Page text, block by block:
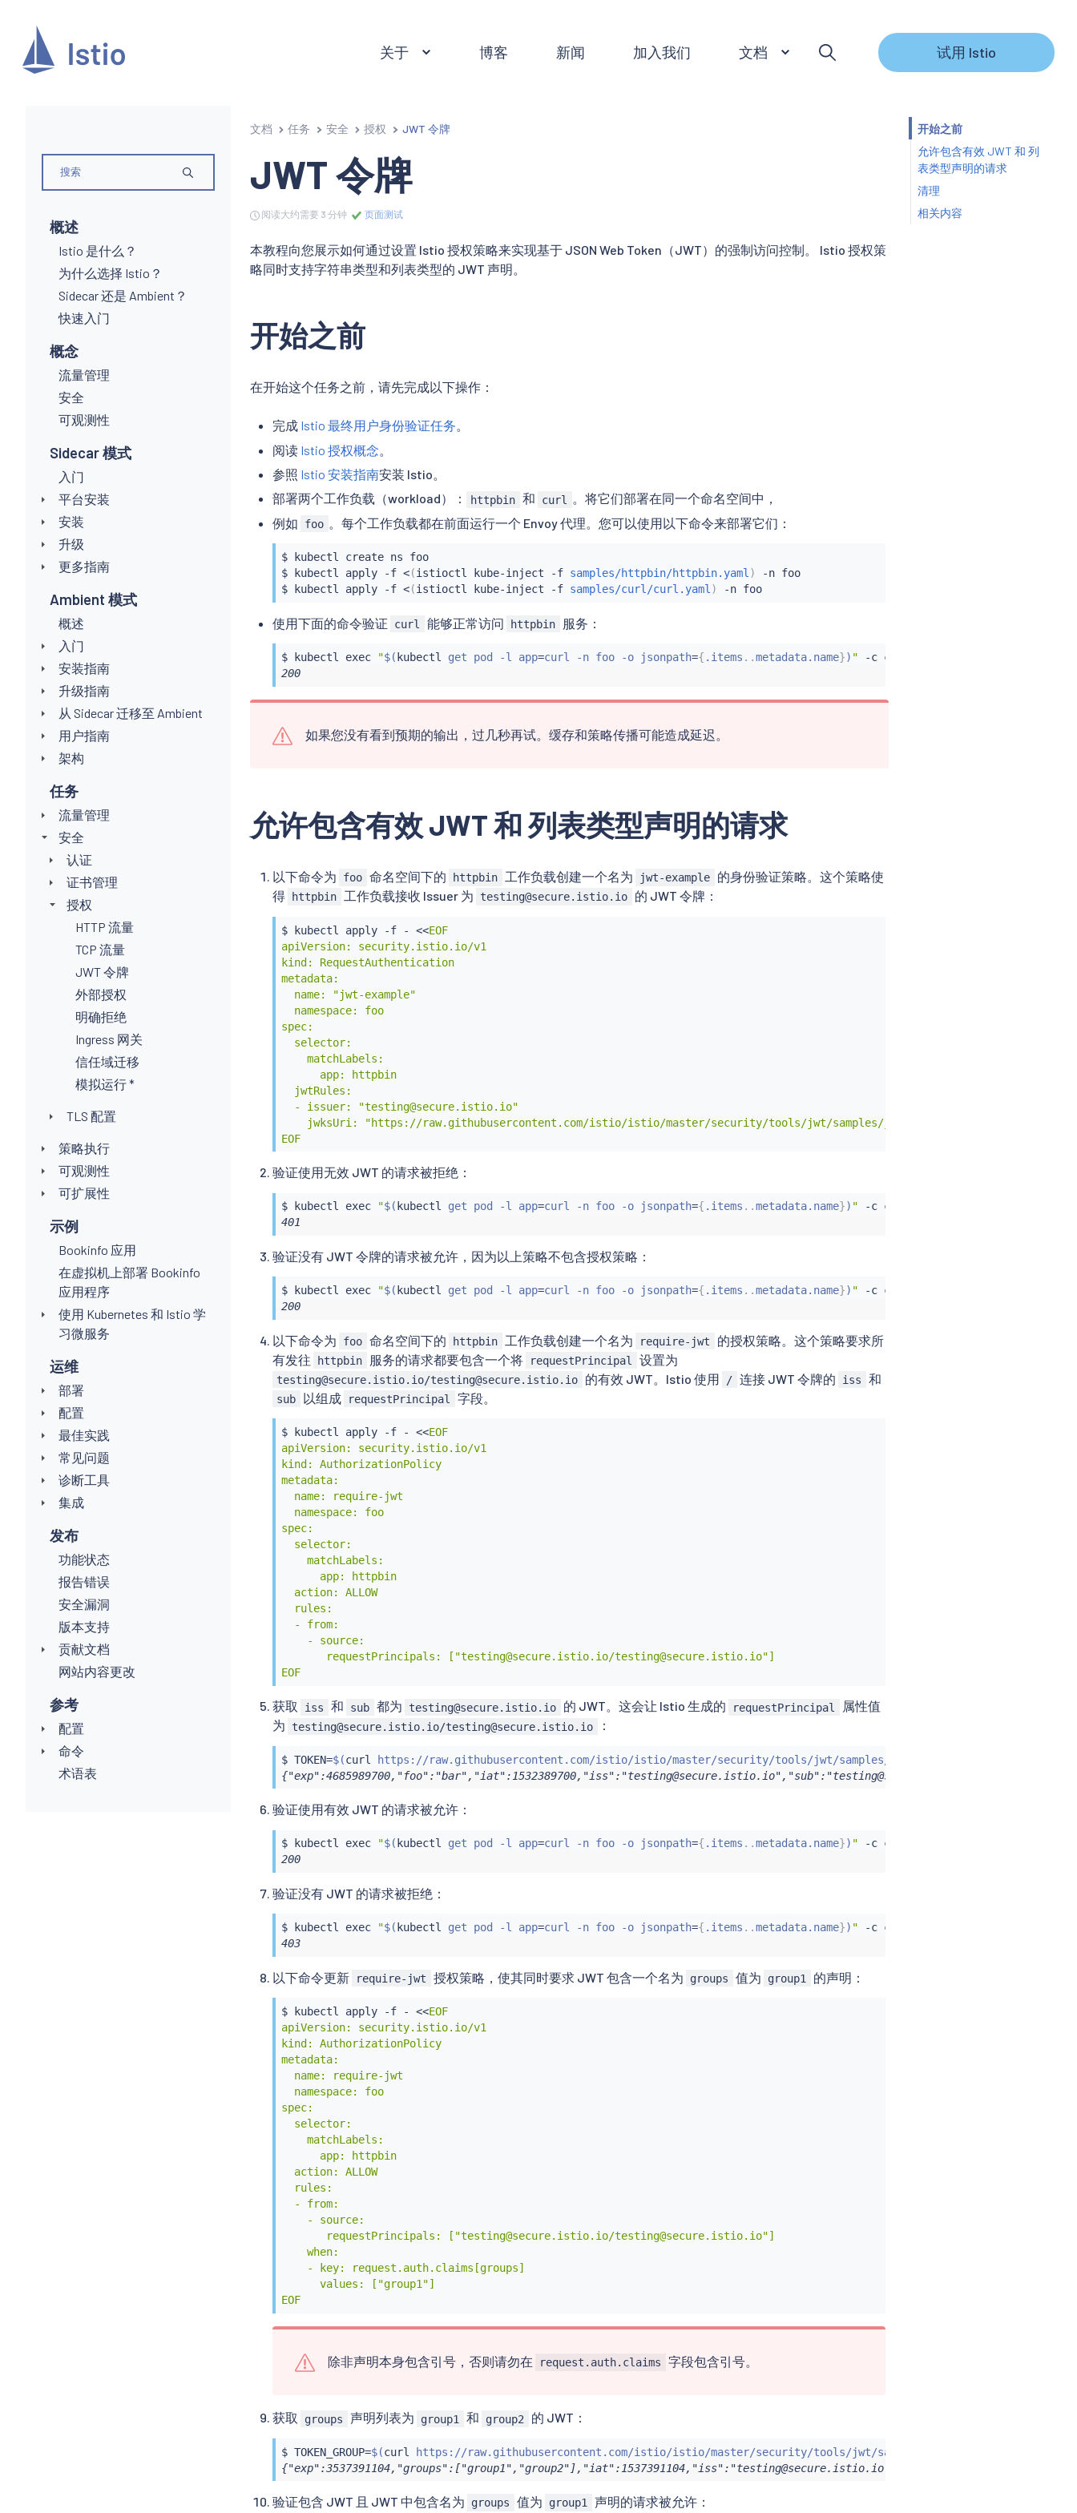
关于 博客 新闻 加入我们 文档 试用 Istio
概述
Istio 是什么？
为什么选择 Istio？
Sidecar 还是 Ambient？
快速入门
概念
流量管理
安全
可观测性
Sidecar 模式
入门
平台安装
安装
升级
更多指南
Ambient 模式
概述
入门
安装指南
升级指南
从 Sidecar 迁移至 Ambient
用户指南
架构
任务
流量管理
安全
认证
证书管理
授权
HTTP 流量
TCP 流量
JWT 令牌
外部授权
明确拒绝
Ingress 网关
信任域迁移
模拟运行 *
TLS 配置
策略执行
可观测性
可扩展性
示例
Bookinfo 应用
在虚拟机上部署 Bookinfo
应用程序
使用 Kubernetes 和 Istio 学
习微服务
运维
部署
配置
最佳实践
常见问题
诊断工具
集成
发布
功能状态
报告错误
安全漏洞
版本支持
贡献文档
网站内容更改
参考
配置
命令
术语表
文档 任务 安全 授权 JWT 令牌
JWT 令牌
阅读大约需要 3 分钟 页面测试
本教程向您展示如何通过设置 Istio 授权策略来实现基于 JSON Web Token（JWT）的强制访问控制。 Istio 授权策
略同时支持字符串类型和列表类型的 JWT 声明。
开始之前
在开始这个任务之前，请先完成以下操作：
完成 Istio 最终用户身份验证任务。
阅读 Istio 授权概念
参照 Istio 安装指南安装 Istio。
部署两个工作负载（workload）：
httpbin 和 curl
。将它们部署在同一个命名空间中，
例如
foo 。每个工作负载都在前面运行一个 Envoy 代理。您可以使用以下命令来部署它们：
$ kubectl
create ns foo
$
kubectl apply -f <(istioctl kube-inject -f samples/httpbin/httpbin.yaml )
-n foo
$
kubectl apply -f <(istioctl kube-inject -f samples/curl/curl.yaml ) -n foo
使用下面的命令验证 curl 能够正常访问 httpbin 服务：
$ kubectl exec "$( kubectl get pod -l app=curl -n foo -o jsonpath={ .items ..metadata.name}) " -c curl
200
如果您没有看到预期的输出，过几秒再试。缓存和策略传播可能造成延迟。
允许包含有效 JWT 和 列表类型声明的请求
以下命令为 foo 命名空间下的 httpbin 工作负载创建一个名为 jwt-example
的身份验证策略。这个策略使
得
httpbin 工作负载接收 Issuer 为 testing@secure.istio.io 的 JWT 令牌：
$ kubectl apply -f - <<EOF
apiVersion: security.istio.io/v1
kind: RequestAuthentication
metadata:
  name: "jwt-example"
  namespace: foo
spec:
  selector:
    matchLabels:
      app: httpbin
  jwtRules:
  - issuer: "testing@secure.istio.io"
    jwksUri: "https://raw.githubusercontent.com/istio/istio/master/security/tools/jwt/samples/jwks.json"
EOF
验证使用无效 JWT 的请求被拒绝：
$ kubectl exec "$( kubectl get pod -l app=curl -n foo -o jsonpath={ .items ..metadata.name}) " -c curl
401
验证没有 JWT 令牌的请求被允许，因为以上策略不包含授权策略：
$ kubectl exec "$( kubectl get pod -l app=curl -n foo -o jsonpath={ .items ..metadata.name}) " -c curl
200
以下命令为 foo 命名空间下的 httpbin 工作负载创建一个名为 require-jwt
的授权策略。这个策略要求所
有发往
httpbin 服务的请求都要包含一个将 requestPrincipal 设置为
testing@secure.istio.io/testing@secure.istio.io 的有效 JWT。Istio 使用 / 连接 JWT 令牌的 iss 和
sub 以组成 requestPrincipal 字段。
$ kubectl apply -f - <<EOF
apiVersion: security.istio.io/v1
kind: AuthorizationPolicy
metadata:
  name: require-jwt
  namespace: foo
spec:
  selector:
    matchLabels:
      app: httpbin
  action: ALLOW
  rules:
  - from:
    - source:
       requestPrincipals: ["testing@secure.istio.io/testing@secure.istio.io"]
EOF
获取 iss 和 sub 都为 testing@secure.istio.io 的 JWT。这会让 Istio 生成的 requestPrincipal
属性值
为
testing@secure.istio.io/testing@secure.istio.io ：
$ TOKEN=$(curl https://raw.githubusercontent.com/istio/istio/master/security/tools/jwt/samples/demo.jwt -s
{"exp":4685989700,"foo":"bar","iat":1532389700,"iss":"testing@secure.istio.io","sub":"testing@secure.istio.io"}
验证使用有效 JWT 的请求被允许：
$ kubectl exec "$( kubectl get pod -l app=curl -n foo -o jsonpath={ .items ..metadata.name}) " -c curl
200
验证没有 JWT 的请求被拒绝：
$ kubectl exec "$( kubectl get pod -l app=curl -n foo -o jsonpath={ .items ..metadata.name}) " -c curl
403
以下命令更新 require-jwt 授权策略，使其同时要求 JWT 包含一个名为 groups 值为 group1 的声明：
$ kubectl apply -f - <<EOF
apiVersion: security.istio.io/v1
kind: AuthorizationPolicy
metadata:
  name: require-jwt
  namespace: foo
spec:
  selector:
    matchLabels:
      app: httpbin
  action: ALLOW
  rules:
  - from:
    - source:
       requestPrincipals: ["testing@secure.istio.io/testing@secure.istio.io"]
    when:
    - key: request.auth.claims[groups]
      values: ["group1"]
EOF
除非声明本身包含引号，否则请勿在 request.auth.claims 字段包含引号。
获取 groups 声明列表为 group1 和 group2 的 JWT：
$ TOKEN_GROUP=$(curl https://raw.githubusercontent.com/istio/istio/master/security/tools/jwt/samples/groups-scope.jwt -s
验证包含 JWT 且 JWT 中包含名为 groups 值为 group1 声明的请求被允许：
开始之前
允许包含有效 JWT 和 列
表类型声明的请求
清理
相关内容